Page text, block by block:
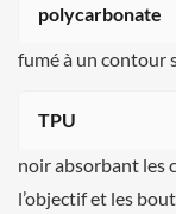
polycarbonate
fumé à un contour
TPU
noir absorbant les
l’objectif et les